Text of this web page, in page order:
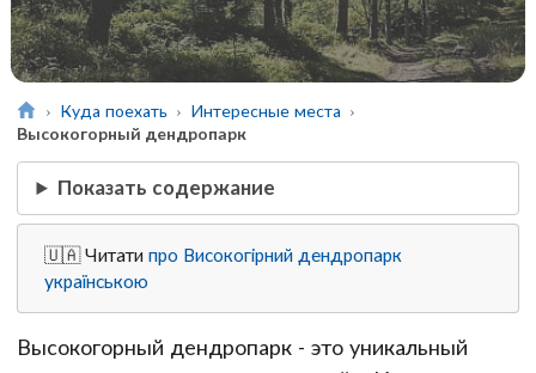
Куда поехать
Интересные места
Высокогорный дендропарк
Показать содержание
🇺🇦 Читатипро Високогірний дендропарк
українською
Высокогорный дендропарк - это уникальный